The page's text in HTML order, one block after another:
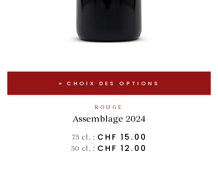
CHOIX DES OPTIONS
ROUGE
Assemblage 2024
75 cl. : CHF 15.00
50 cl. : CHF 12.00